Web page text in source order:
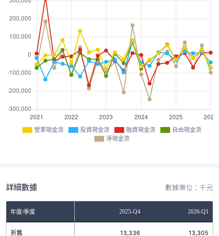
營業現金流 投資現金流 融資現金流
自由現金流
淨現金流
詳細數據 數據單位：千元
年度/季度 2025-Q4 2026-Q1
折舊 13,336 13,305